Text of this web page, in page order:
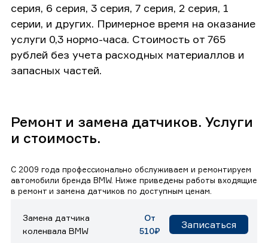
серия, 6 серия, 3 серия, 7 серия, 2 серия, 1
серии, и других. Примерное время на оказание
услуги 0,3 нормо-часа. Стоимость от 765
рублей без учета расходных материаллов и
запасных частей.
Ремонт и замена датчиков. Услуги
и стоимость.
С 2009 года профессионально обслуживаем и ремонтируем
автомобили бренда BMW. Ниже приведены работы входящие
в ремонт и замена датчиков по доступным ценам.
Замена датчика
коленвала BMW
От
510₽
Записаться